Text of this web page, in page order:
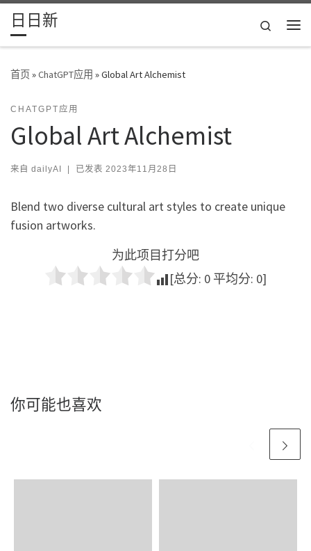
Skip to content
日日新
Search
首页»ChatGPT应用 »Global Art Alchemist
CHATGPT应用
Global Art Alchemist
来自 dailyAI | 已发表 2023年11月28日
Blend two diverse cultural art styles to create unique
fusion artworks.
为此项目打分吧
[总分: 0 平均分: 0]
你可能也喜欢